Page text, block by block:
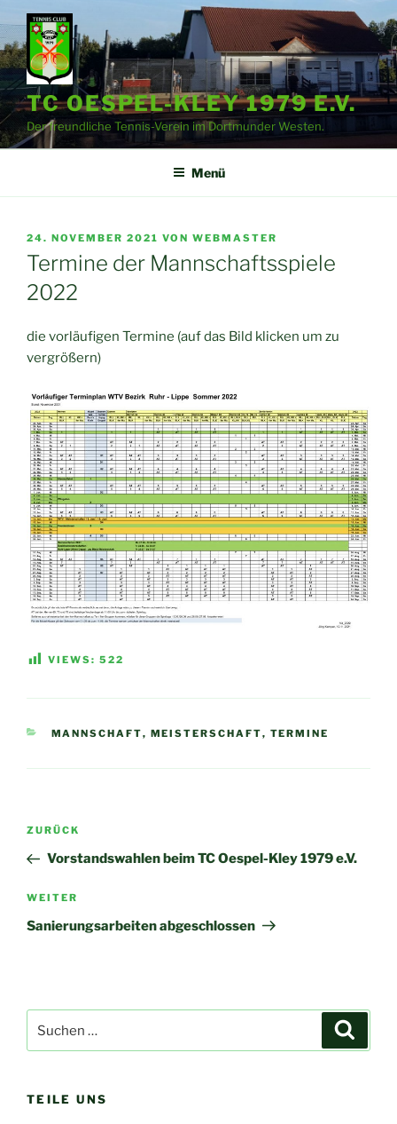
Zum
Inhalt
springen
TC OESPEL-KLEY 1979 E.V.
Der freundliche Tennis-Verein im Dortmunder Westen.
Menü
VERÖFFENTLICHT
AM
24. NOVEMBER 2021 VON WEBMASTER
Termine der Mannschaftsspiele
2022
die vorläufigen Termine (auf das Bild klicken um zu
vergrößern)
VIEWS: 522
KATEGORIEN
MANNSCHAFT, MEISTERSCHAFT, TERMINE
Beitragsnavigation
Vorheriger
Beitrag
ZURÜCK
Vorstandswahlen beim TC Oespel-Kley 1979 e.V.
Nächster
Beitrag
WEITER
Sanierungsarbeiten abgeschlossen
nach:
TEILE UNS